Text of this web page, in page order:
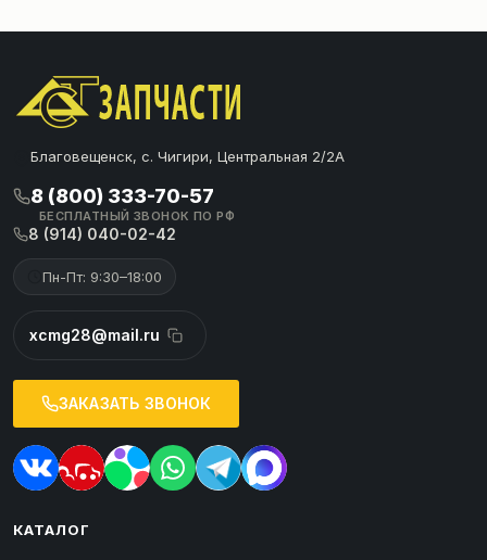
Благовещенск, с. Чигири, Центральная 2/2А
8 (800) 333-70-57
БЕСПЛАТНЫЙ ЗВОНОК ПО РФ
8 (914) 040-02-42
Пн-Пт: 9:30–18:00
xcmg28@mail.ru
ЗАКАЗАТЬ ЗВОНОК
КАТАЛОГ